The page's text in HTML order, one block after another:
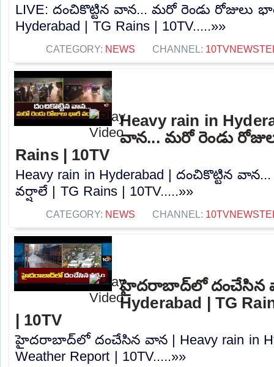
LIVE: దంచికొట్టిన వాన... మరో రెండు రోజులు
Hyderabad | TG Rains | 10TV.....»»
CATEGORY: NEWS CHANNEL:
Heavy rain in
వాన... మరో రెండు
Rains | 10TV
Heavy rain in Hyderabad | దంచికొట్టిన
వర్షాలే | TG Rains | 10TV.....»»
CATEGORY: NEWS CHANNEL:
హైదరాబాద్‌లో దంచేసిన
Hyderabad | TG
| 10TV
హైదరాబాద్‌లో దంచేసిన వాన | Heavy rain in
Weather Report | 10TV.....»»